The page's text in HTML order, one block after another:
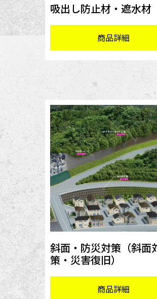
吸出し防止材・遮水材
商品詳細
斜面・防災対策（斜面
策・災害復旧）
商品詳細